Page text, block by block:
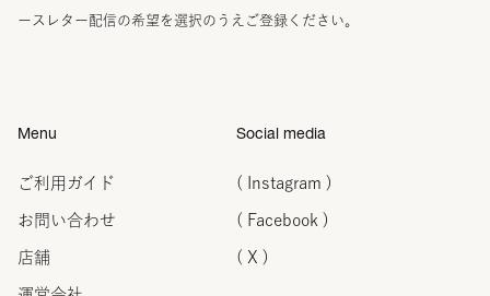
ースレター配信の希望を選択のうえご登録ください。
Menu
ご利用ガイド
お問い合わせ
店舗
Social media
( Instagram )
( Facebook )
( X )